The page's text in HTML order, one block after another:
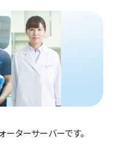
ーターサーバーです。